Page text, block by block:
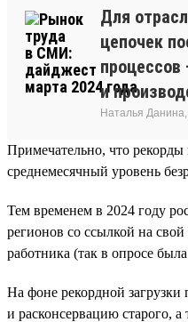
Для
цепочек
процессов
и
Наталья Данина,
Примечательно, что рекорды
среднемесячный уровень
Тем временем в 2024 году
регионов со ссылкой на
работника (так в опросе
На фоне рекордной
и расконсервацию старого,